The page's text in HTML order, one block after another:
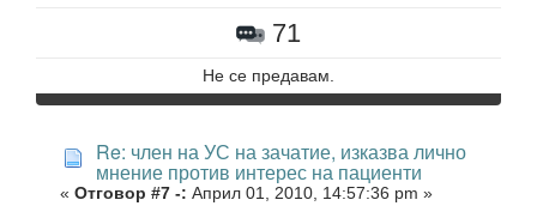
71
Не се предавам.
Re: член на УС на зачатие, изказва лично
мнение против интерес на пациенти
« Отговор #7 -: Април 01, 2010, 14:57:36 pm »